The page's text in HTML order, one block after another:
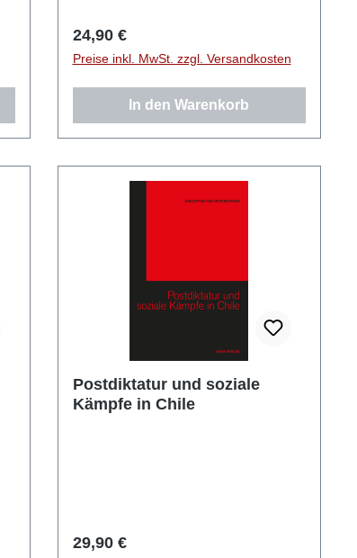
Regulärer Preis:
24,90 €
Preise inkl. MwSt. zzgl. Versandkosten
In den Warenkorb
Postdiktatur und soziale
Kämpfe in Chile
Regulärer Preis:
29,90 €